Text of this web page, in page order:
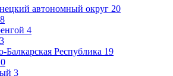
автономный округ 20
8
4
3
Балкарская Республика 19
3